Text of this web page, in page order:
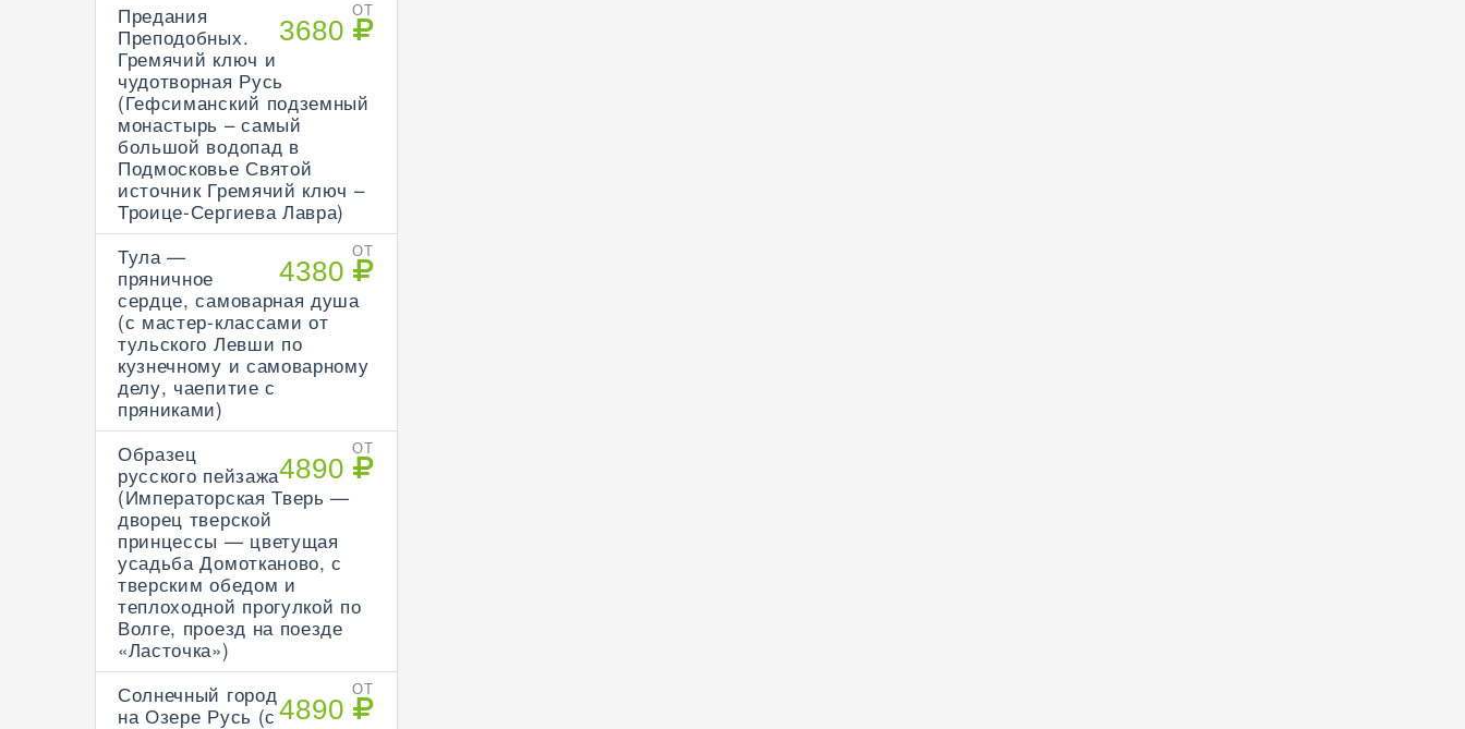
ОТ
3680
Предания
Преподобных.
Гремячий ключ и
чудотворная Русь
(Гефсиманский подземный
монастырь – самый
большой водопад в
Подмосковье Святой
источник Гремячий ключ –
Троице-Сергиева Лавра)
ОТ
4380
Тула —
пряничное
сердце, самоварная душа
(с мастер-классами от
тульского Левши по
кузнечному и самоварному
делу, чаепитие с
пряниками)
ОТ
4890
Образец
русского пейзажа
(Императорская Тверь —
дворец тверской
принцессы — цветущая
усадьба Домотканово, с
тверским обедом и
теплоходной прогулкой по
Волге, проезд на поезде
«Ласточка»)
ОТ
4890
Солнечный город
на Озере Русь (с